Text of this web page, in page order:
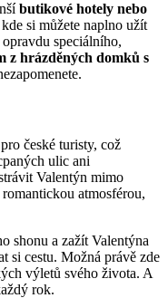
butikové hotely nebo
kde si můžete naplno užít
speciálního,
z hrázděných domků s
české turisty, což
ulic ani
Valentýn mimo
atmosférou,
shonu a zažít Valentýna
si cestu. Možná právě zde
výletů svého života. A
rok.